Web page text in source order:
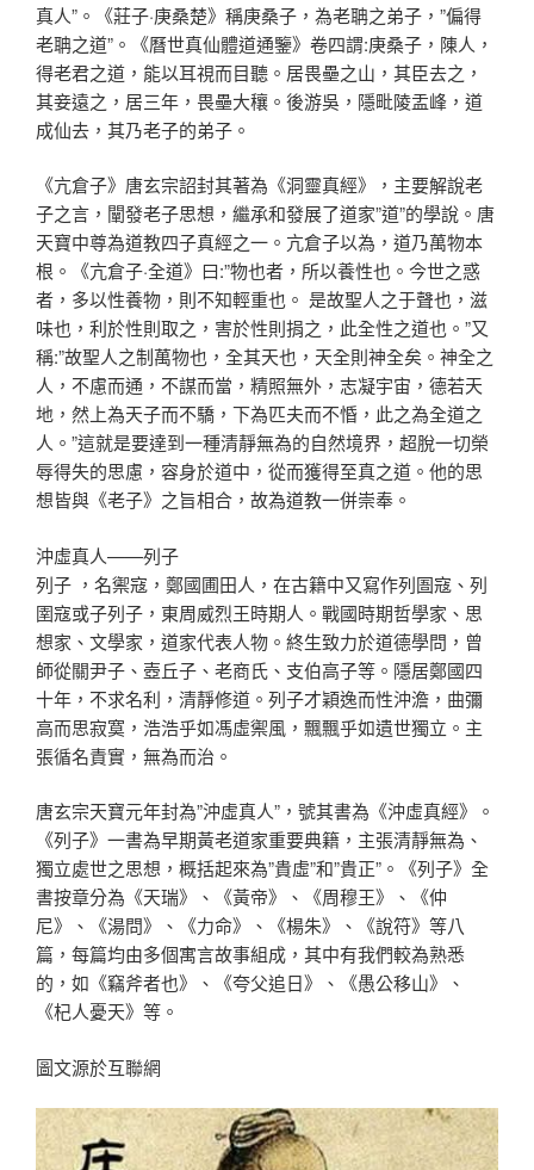
真人”。《莊子·庚桑楚》稱庚桑子，為老聃之弟子，”偏得
老聃之道”。《曆世真仙體道通鑒》卷四謂:庚桑子，陳人，
得老君之道，能以耳視而目聽。居畏壘之山，其臣去之，
其妾遠之，居三年，畏壘大穰。後游吳，隱毗陵盂峰，道
成仙去，其乃老子的弟子。
《亢倉子》唐玄宗詔封其著為《洞靈真經》，主要解說老
子之言，闡發老子思想，繼承和發展了道家”道”的學說。唐
天寶中尊為道教四子真經之一。亢倉子以為，道乃萬物本
根。《亢倉子·全道》曰:”物也者，所以養性也。今世之惑
者，多以性養物，則不知輕重也。 是故聖人之于聲也，滋
味也，利於性則取之，害於性則捐之，此全性之道也。”又
稱:”故聖人之制萬物也，全其天也，天全則神全矣。神全之
人，不慮而通，不謀而當，精照無外，志凝宇宙，德若天
地，然上為天子而不驕，下為匹夫而不惛，此之為全道之
人。”這就是要達到一種清靜無為的自然境界，超脫一切榮
辱得失的思慮，容身於道中，從而獲得至真之道。他的思
想皆與《老子》之旨相合，故為道教一併崇奉。
沖虛真人——列子
列子 ，名禦寇，鄭國圃田人，在古籍中又寫作列圄寇、列
圉寇或子列子，東周威烈王時期人。戰國時期哲學家、思
想家、文學家，道家代表人物。終生致力於道德學問，曾
師從關尹子、壺丘子、老商氏、支伯高子等。隱居鄭國四
十年，不求名利，清靜修道。列子才穎逸而性沖澹，曲彌
高而思寂寞，浩浩乎如馮虛禦風，飄飄乎如遺世獨立。主
張循名責實，無為而治。
唐玄宗天寶元年封為”沖虛真人”，號其書為《沖虛真經》。
《列子》一書為早期黃老道家重要典籍，主張清靜無為、
獨立處世之思想，概括起來為”貴虛”和”貴正”。《列子》全
書按章分為《天瑞》、《黃帝》、《周穆王》、《仲
尼》、《湯問》、《力命》、《楊朱》、《說符》等八
篇，每篇均由多個寓言故事組成，其中有我們較為熟悉
的，如《竊斧者也》、《夸父追日》、《愚公移山》、
《杞人憂天》等。
圖文源於互聯網